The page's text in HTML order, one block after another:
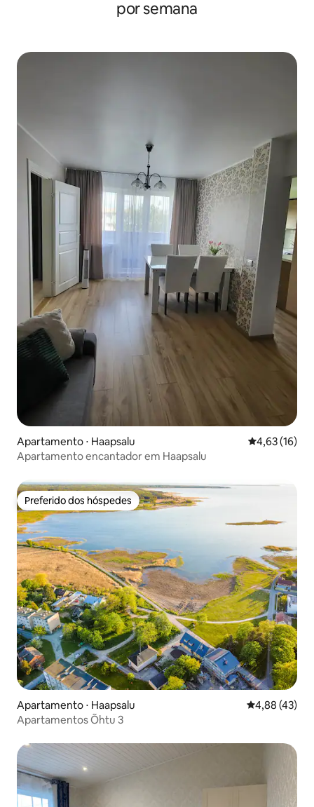
por semana
Apartamento ⋅ Haapsalu 4,63 de uma
4,63 (16)
Apartamento encantador em Haapsalu
Preferido dos hóspedes
Preferido dos hóspedes
Apartamento ⋅ Haapsalu 4,88 de uma
4,88 (43)
Apartamentos Õhtu 3